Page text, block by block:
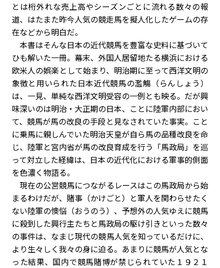
とは桁外れな売上高やシーズンごとに流れる数々の報
道、はたまた昨今人気の競走馬を擬人化したゲームの存
在などから明白だ。
本書はそんな日本の近代競馬を豊富な史料に基づいて
ひも解いた一冊。幕末、外国人居留地たる横浜における
欧米人の娯楽として始まり、明治期に至って西洋文明の
象徴と用いられた日本近代競馬の濫觴（らんしょう）
は、一見、単純な西洋文明受容の一例とも映る。だが興
味深いのは明治・大正期の日本、ことに陸軍内部におい
て、競馬が馬の改良の手段と見なされていた事実。こと
に乗馬に親しんでいた明治天皇が自ら馬の品種改良を命
じ、陸軍と宮内省が馬の改良育成を行う「馬政局」を巡
って対立した経緯は、日本の近代化における軍事的側面
を色濃く物語る。
現在の公営競馬につながるレースはこの馬政局から始
まるわけだが、賭事（かけごと）と軍人を関わらせたく
ない陸軍の懊悩（おうのう）、予想外の人気ゆえに競馬
に殺到した興行主たちと馬政局の駆け引きといった数々
の事件は、なまじ現代の競馬人気を知っているだけに、
より生々しく我々の身に迫る。あまりに競馬が人気とな
った結果、国内で競馬賭博が禁じられていた１９２１